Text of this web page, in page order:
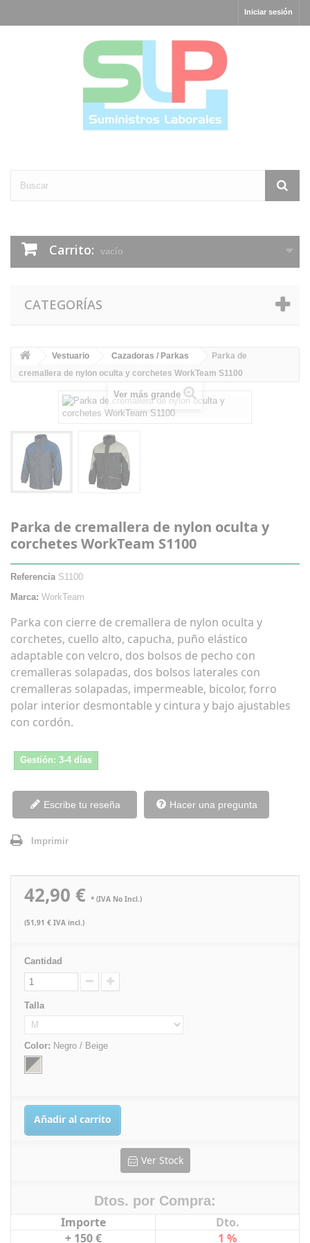
Iniciar sesión
Carrito: vacío
CATEGORÍAS
Vestuario Cazadoras / Parkas
Parka de
cremallera de nylon oculta y corchetes WorkTeam S1100
Ver más grande
Parka de cremallera de nylon oculta y
corchetes WorkTeam S1100
Referencia S1100
Marca: WorkTeam
Parka con cierre de cremallera de nylon oculta y
corchetes, cuello alto, capucha, puño elástico
adaptable con velcro, dos bolsos de pecho con
cremalleras solapadas, dos bolsos laterales con
cremalleras solapadas, impermeable, bicolor, forro
polar interior desmontable y cintura y bajo ajustables
con cordón.
Gestión: 3-4 días
Escribe tu reseña Hacer una pregunta
Imprimir
42,90 € * (IVA No Incl.)
(51,91 € IVA incl.)
Cantidad
Talla
Color: Negro / Beige
Añadir al carrito
Ver Stock
Dtos. por Compra:
Importe
Dto.
+ 150 €
1 %